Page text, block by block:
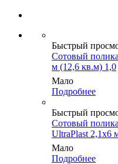
Быстрый
Сотовый
м (12,6 кв.м) 1,0
Мало
Подробнее
Быстрый
Сотовый
UltraPlast 2,1х6
Мало
Подробнее